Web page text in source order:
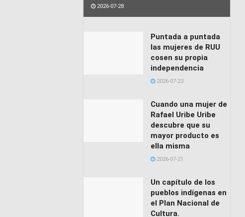
2026-07-28
Puntada a puntada
las mujeres de RUU
cosen su propia
independencia
2026-07-23
Cuando una mujer de
Rafael Uribe Uribe
descubre que su
mayor producto es
ella misma
2026-07-21
Un capítulo de los
pueblos indígenas en
el Plan Nacional de
Cultura.